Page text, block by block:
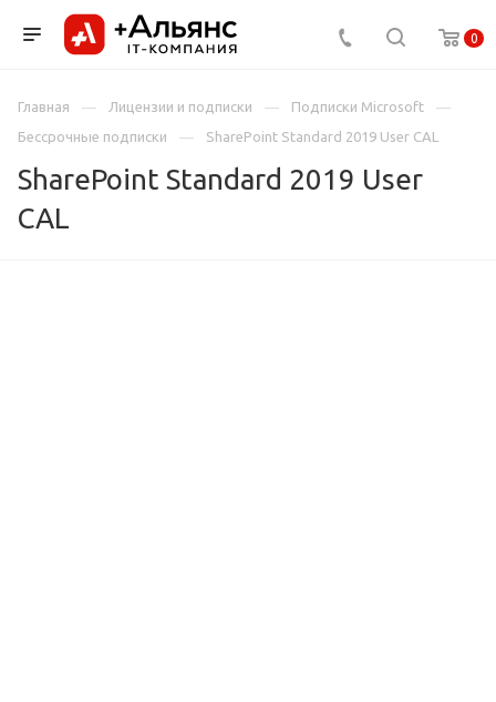
0
Главная Лицензии и подписки
Подписки Microsoft
Бессрочные подписки
SharePoint Standard 2019 User CAL
SharePoint Standard 2019 User
CAL